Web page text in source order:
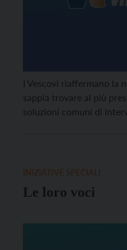
I Vescovi riaffermano la
sappia trovare al più
soluzioni comuni di
Le loro voci